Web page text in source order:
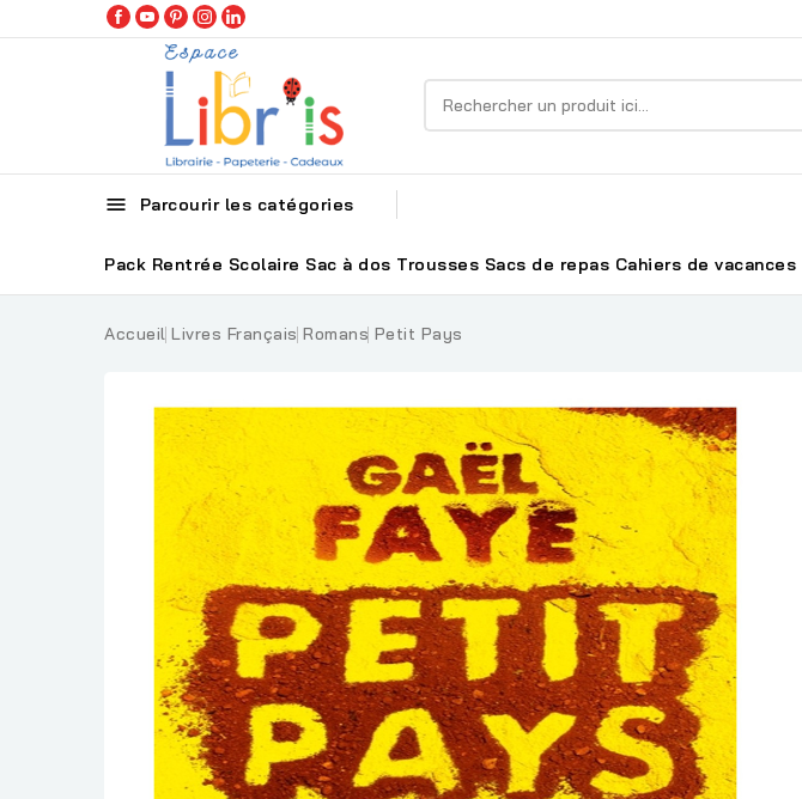
 Parcourir les catégories
Pack Rentrée Scolaire Sac à dos Trousses Sacs de repas Cahiers de vacances
Accueil Livres Français Romans Petit Pays